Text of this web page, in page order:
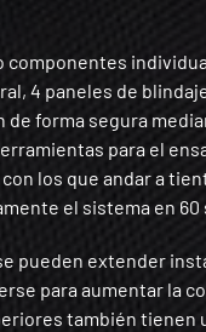
4 paneles de
forma segura
para el
los que andar a
el sistema en 60
pueden extender
para aumentar la
también tienen